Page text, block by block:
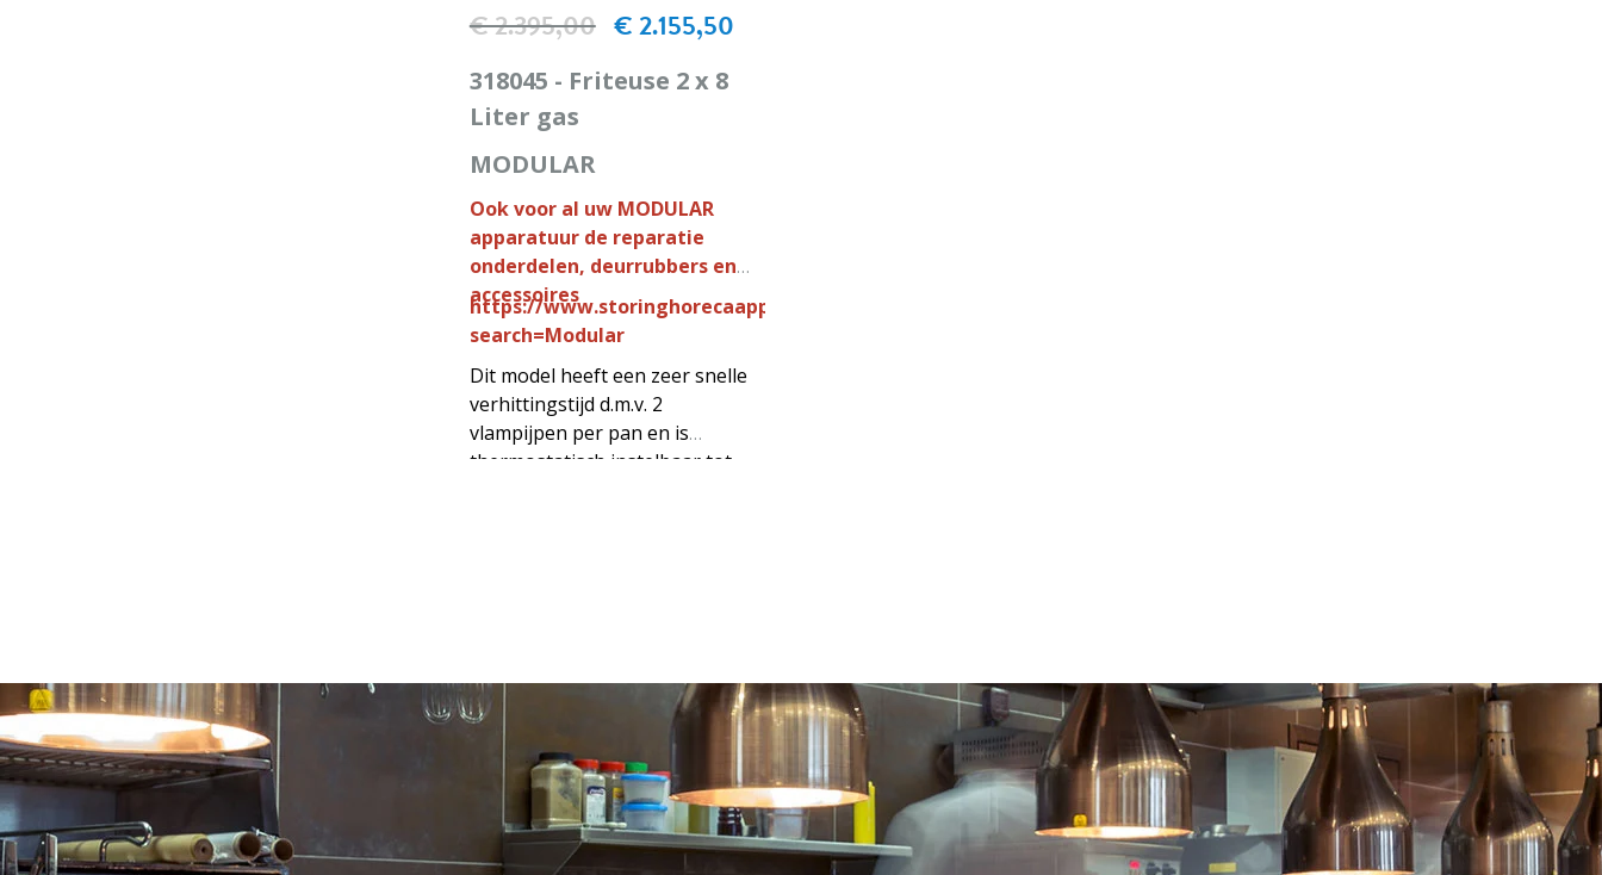
€ 2.155,50
€ 2.395,00
318045 - Friteuse 2 x 8
Liter gas
MODULAR
Ook voor al uw MODULAR
apparatuur de reparatie
onderdelen, deurrubbers en
accessoires
https://www.storinghorecaapparatuur.nl/search/?
search=Modular
Dit model heeft een zeer snelle
verhittingstijd d.m.v. 2
vlampijpen per pan en is
thermostatisch instelbaar tot